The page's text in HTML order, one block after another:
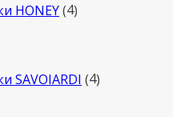
HONEY 4товара
SAVOIARDI 4товара